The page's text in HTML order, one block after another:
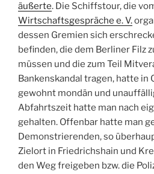
äußerte. Die Schiffstour, die
Wirtschaftsgespräche e. V.
dessen Gremien sich
befinden, die dem Berliner Filz
müssen und die zum Teil
Bankenskandal tragen, hatte in
gewohnt mondän und
Abfahrtszeit hatte man nach
gehalten. Offenbar hatte man
Demonstrierenden, so
Zielort in Friedrichshain und
den Weg freigeben bzw. die